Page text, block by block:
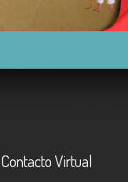
Contacto Virtual